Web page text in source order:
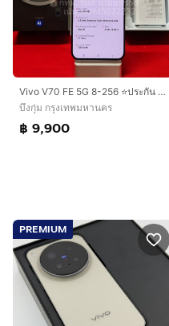
Vivo V70 FE 5G 8-256 ⭐ประกัน TH ถึง 11-05-2571 ยาวๆ⭐
บึงกุ่ม กรุงเทพมหานคร
฿ 9,900
PREMIUM